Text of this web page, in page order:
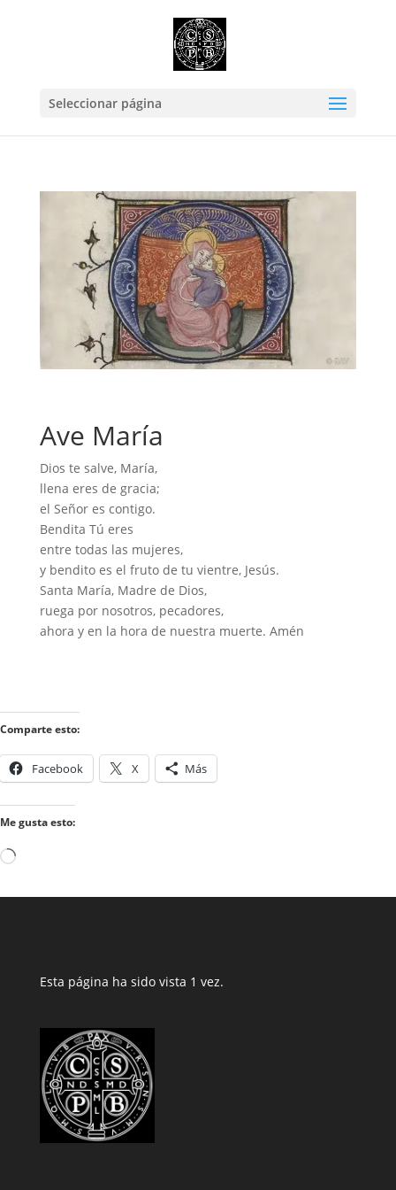
Seleccionar página
Ave María
Dios te salve, María,
llena eres de gracia;
el Señor es contigo.
Bendita Tú eres
entre todas las mujeres,
y bendito es el fruto de tu vientre, Jesús.
Santa María, Madre de Dios,
ruega por nosotros, pecadores,
ahora y en la hora de nuestra muerte. Amén
Comparte esto:
Facebook X Más
Me gusta esto:
Cargando...
Esta página ha sido vista 1 vez.